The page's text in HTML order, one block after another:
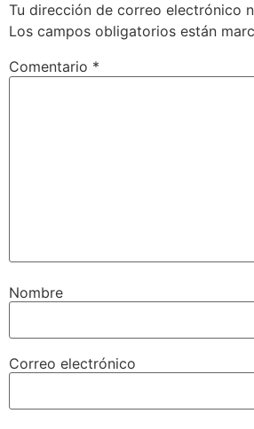
Tu dirección de correo electrónico
Los campos obligatorios están
Comentario *
Nombre
Correo electrónico